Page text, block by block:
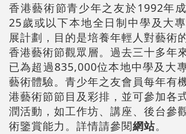
香港藝術節青少年之友於1992年
25歲或以下本地全日制中學及大
展計劃，目的是培養年輕人對藝術
香港藝術節觀眾層。過去三十多年
已為超過835,000位本地中學及大
藝術體驗。青少年之友會員每年有
港藝術節節目及彩排，並可參加各
潤活動，如工作坊、講座、後台參
術鑒賞能力。詳情請參閱網站。